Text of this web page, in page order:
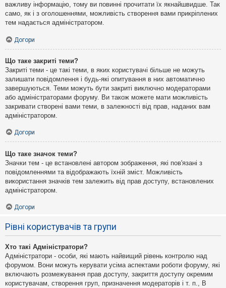
важливу інформацію, тому ви повинні прочитати їх якнайшвидше. Так
само, як і з оголошеннями, можливість створення вами прикріплених
тем надається адміністратором.
Догори
Що таке закриті теми?
Закриті теми - це такі теми, в яких користувачі більше не можуть
залишати повідомлення і будь-які опитування в них автоматично
завершуються. Теми можуть бути закриті виключно модераторами
або адміністраторами форуму. Ви також можете мати можливість
закривати створені вами теми, в залежності від прав, наданих вам
адміністратором.
Догори
Що таке значок теми?
Значки тем - це встановлені автором зображення, які пов'язані з
повідомленнями та відображають їхній зміст. Можливість
використання значків тем залежить від прав доступу, встановлених
адміністратором.
Догори
Рівні користувачів та групи
Хто такі Адміністратори?
Адміністратори - особи, які мають найвищий рівень контролю над
форумом. Вони можуть керувати усіма аспектами роботи форуму, які
включають розмежування прав доступу, закриття доступу окремим
користувачам, створення груп, призначення модераторів і т. п., В